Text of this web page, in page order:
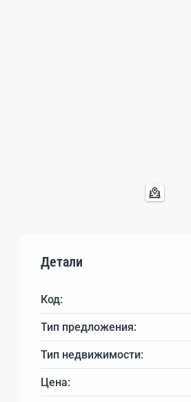
Детали
Код:
Тип предложения:
Тип недвижимости:
Цена: